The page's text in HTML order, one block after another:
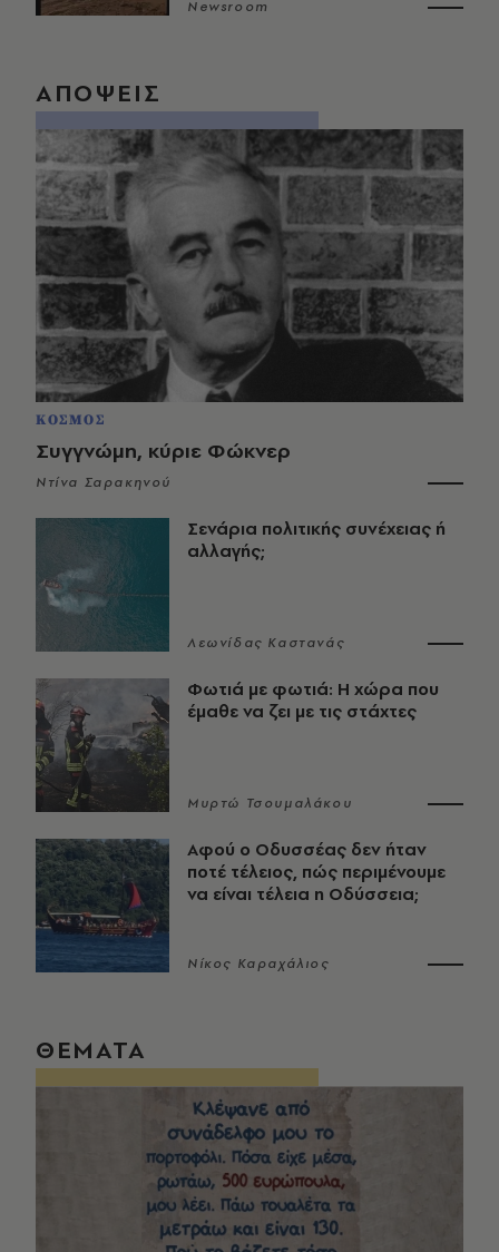
Newsroom
ΑΠΟΨΕΙΣ
ΚΟΣΜΟΣ
Συγγνώμη, κύριε Φώκνερ
Ντίνα Σαρακηνού
Σενάρια πολιτικής συνέχειας ή
αλλαγής;
Λεωνίδας Καστανάς
Φωτιά με φωτιά: Η χώρα που
έμαθε να ζει με τις στάχτες
Μυρτώ Τσουμαλάκου
Αφού ο Οδυσσέας δεν ήταν
ποτέ τέλειος, πώς περιμένουμε
να είναι τέλεια η Οδύσσεια;
Νίκος Καραχάλιος
ΘΕΜΑΤΑ